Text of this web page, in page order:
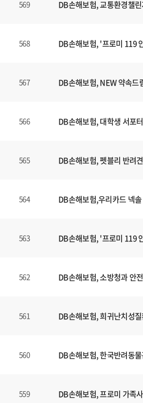
569 DB손해보험, 교통환경챌
568 DB손해보험, '프로미 119
567 DB손해보험, NEW 약속드
566 DB손해보험, 대학생 서포
565 DB손해보험, 펫블리 반려
564 DB손해보험,우리카드 넥
563 DB손해보험, '프로미 119
562 DB손해보험, 소방청과 안
561 DB손해보험, 희귀난치성
560 DB손해보험, 한국반려동
559 DB손해보험, 프로미 가족